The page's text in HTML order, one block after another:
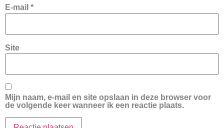
E-mail *
Site
Mijn naam, e-mail en site opslaan in deze browser voor
de volgende keer wanneer ik een reactie plaats.